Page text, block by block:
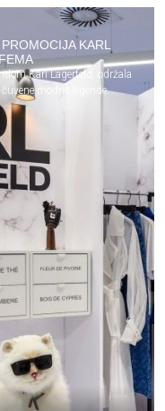
KARL
Karl Lagerfeld, održala
modne legende.